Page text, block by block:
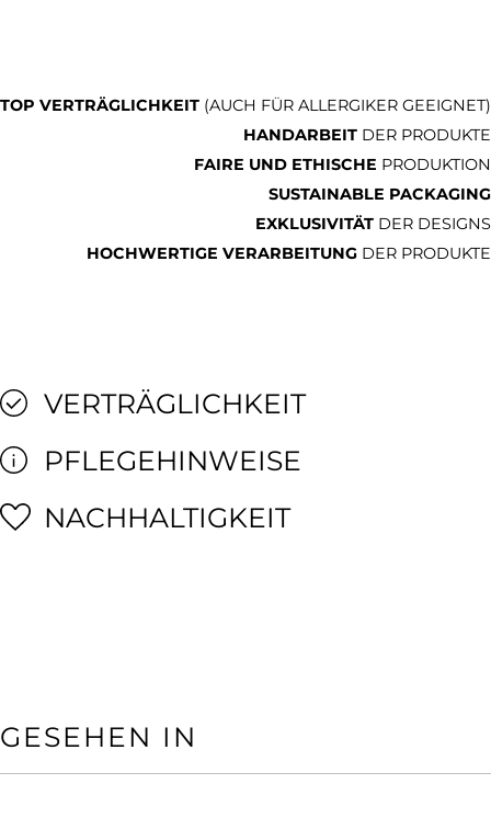
TOP VERTRÄGLICHKEIT (AUCH FÜR ALLERGIKER GEEIGNET)
HANDARBEIT DER PRODUKTE
FAIRE UND ETHISCHE PRODUKTION
SUSTAINABLE PACKAGING
EXKLUSIVITÄT DER DESIGNS
HOCHWERTIGE VERARBEITUNG DER PRODUKTE
VERTRÄGLICHKEIT
PFLEGEHINWEISE
NACHHALTIGKEIT
GESEHEN IN